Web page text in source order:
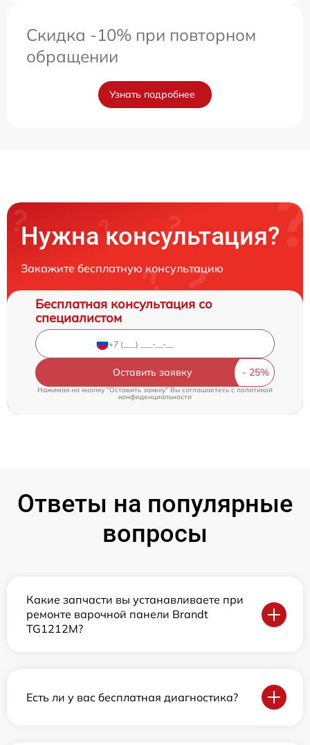
Скидка -10% при повторном
обращении
Узнать подробнее
Нужна консультация?
Закажите бесплатную консультацию
Бесплатная консультация со
специалистом
Оставить заявку
Нажимая на кнопку "Оставить заявку" Вы соглашаетесь cполитикой
конфиденциальности
Ответы на популярные
вопросы
Какие запчасти вы устанавливаете при
ремонте варочной панели Brandt
TG1212M?
Есть ли у вас бесплатная диагностика?